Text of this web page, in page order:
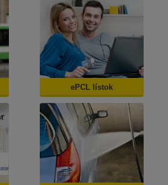
ePCL lístok